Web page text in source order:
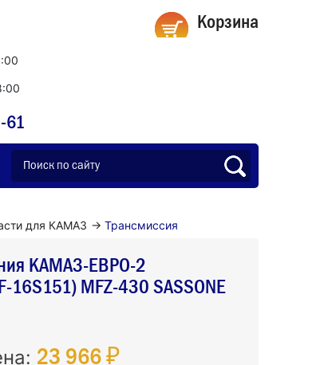
61
Корзина
для КАМАЗ → Трансмиссия
КАМАЗ-ЕВРО-2
MFZ-430 SASSONE
23 966 ₽